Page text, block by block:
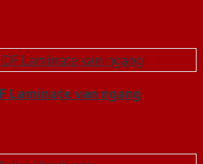
Laminate van ngang